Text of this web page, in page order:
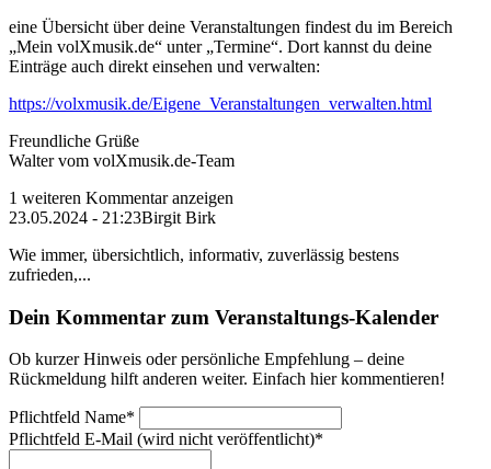
eine Übersicht über deine Veranstaltungen findest du im Bereich
„Mein volXmusik.de“ unter „Termine“. Dort kannst du deine
Einträge auch direkt einsehen und verwalten:
https://volxmusik.de/Eigene_Veranstaltungen_verwalten.html
Freundliche Grüße
Walter vom volXmusik.de-Team
1 weiteren Kommentar anzeigen
23.05.2024 - 21:23Birgit Birk
Wie immer, übersichtlich, informativ, zuverlässig bestens
zufrieden,...
Dein Kommentar zum Veranstaltungs-Kalender
Ob kurzer Hinweis oder persönliche Empfehlung – deine
Rückmeldung hilft anderen weiter. Einfach hier kommentieren!
Pflichtfeld Name*
Pflichtfeld E-Mail (wird nicht veröffentlicht)*